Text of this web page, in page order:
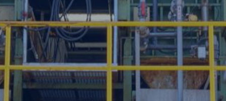
サステナビリティ
投資家情報
お問い合わせ